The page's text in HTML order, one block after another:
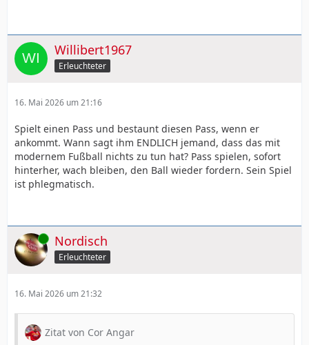
Willibert1967
Erleuchteter
16. Mai 2026 um 21:16
Spielt einen Pass und bestaunt diesen Pass, wenn er
ankommt. Wann sagt ihm ENDLICH jemand, dass das mit
modernem Fußball nichts zu tun hat? Pass spielen, sofort
hinterher, wach bleiben, den Ball wieder fordern. Sein Spiel
ist phlegmatisch.
Online Nordisch
Erleuchteter
16. Mai 2026 um 21:32
Zitat von Cor Angar